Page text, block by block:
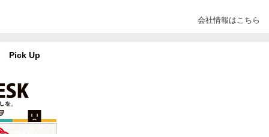
会社情報はこちら
Pick Up